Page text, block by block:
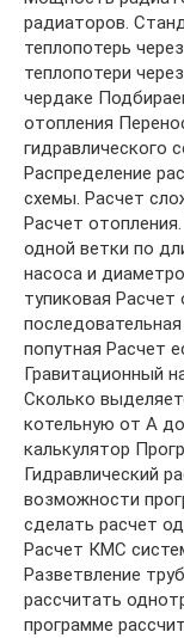
радиаторов.
теплопотерь
теплопотери
чердаке
отопления
гидравлического
Распределение
схемы. Расчет
Расчет
одной ветки по
насоса и
тупиковая
попутная Расчет
Гравитационный
Сколько
котельную от А
калькулятор
Гидравлический
возможности
сделать расчет
Расчет КМС
Разветвление
рассчитать
программе